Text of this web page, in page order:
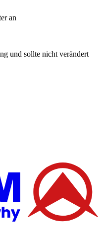
an
und sollte nicht verändert